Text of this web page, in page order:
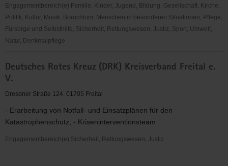
V.,
Freital
Engagementbereich(e) Familie, Kinder, Jugend, Bildung, Gesellschaft, Kirche,
Politik, Kultur, Musik, Brauchtum, Menschen in besonderen Situationen, Pflege,
Fürsorge und Selbsthilfe, Sicherheit, Rettungswesen, Justiz, Sport, Umwelt,
Natur, Denkmalpflege
Potschappel
e.V.
-
für
jedermann"
Deutsches Rotes Kreuz (DRK) Kreisverband Freital e.
V.
Dresdner Straße 124, 01705 Freital
- Erarbeitung von Notfall- und Einsatzplänen für den
Katastrophenschutz, - Kriseninterventionsteam
Engagementbereich(e) Sicherheit, Rettungswesen, Justiz